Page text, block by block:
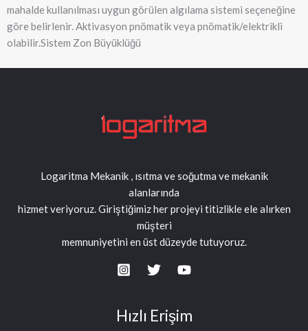
mahalde kullanılması uygun görülen algılama sistemi seçeneğine
göre belirlenir. Aktivasyon pnömatik veya pnömatik/elektrikli
olabilir.Sistem Zon Büyüklüğü
Logaritma Mekanik , ısıtma ve soğutma ve mekanik
alanlarında
hizmet veriyoruz. Giriştiğimiz her projeyi titizlikle ele alırken
müşteri
memnuniyetini en üst düzeyde tutuyoruz.
Hızlı Erişim